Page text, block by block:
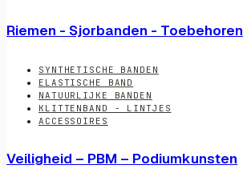
Riemen - Sjorbanden - Toebehoren
SYNTHETISCHE BANDEN
ELASTISCHE BAND
NATUURLIJKE BANDEN
KLITTENBAND - LINTJES
ACCESSOIRES
Veiligheid – PBM – Podiumkunsten